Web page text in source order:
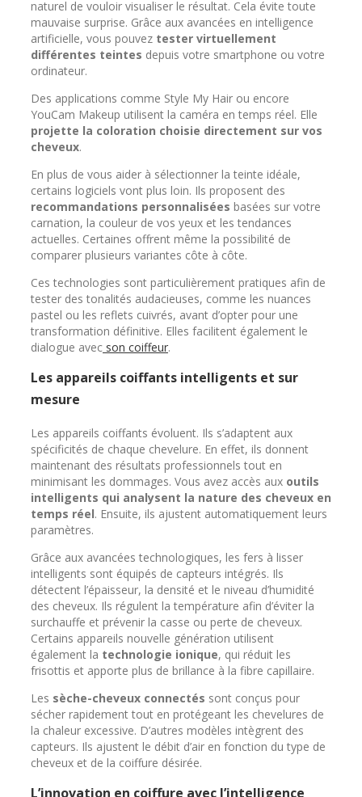
naturel de vouloir visualiser le résultat. Cela évite toute
mauvaise surprise. Grâce aux avancées en intelligence
artificielle, vous pouvez tester virtuellement
différentes teintes depuis votre smartphone ou votre
ordinateur.
Des applications comme Style My Hair ou encore
YouCam Makeup utilisent la caméra en temps réel. Elle
projette la coloration choisie directement sur vos
cheveux.
En plus de vous aider à sélectionner la teinte idéale,
certains logiciels vont plus loin. Ils proposent des
recommandations personnalisées basées sur votre
carnation, la couleur de vos yeux et les tendances
actuelles. Certaines offrent même la possibilité de
comparer plusieurs variantes côte à côte.
Ces technologies sont particulièrement pratiques afin de
tester des tonalités audacieuses, comme les nuances
pastel ou les reflets cuivrés, avant d’opter pour une
transformation définitive. Elles facilitent également le
dialogue avec son coiffeur.
Les appareils coiffants intelligents et sur
mesure
Les appareils coiffants évoluent. Ils s’adaptent aux
spécificités de chaque chevelure. En effet, ils donnent
maintenant des résultats professionnels tout en
minimisant les dommages. Vous avez accès aux outils
intelligents qui analysent la nature des cheveux en
temps réel. Ensuite, ils ajustent automatiquement leurs
paramètres.
Grâce aux avancées technologiques, les fers à lisser
intelligents sont équipés de capteurs intégrés. Ils
détectent l’épaisseur, la densité et le niveau d’humidité
des cheveux. Ils régulent la température afin d’éviter la
surchauffe et prévenir la casse ou perte de cheveux.
Certains appareils nouvelle génération utilisent
également la technologie ionique, qui réduit les
frisottis et apporte plus de brillance à la fibre capillaire.
Les sèche-cheveux connectés sont conçus pour
sécher rapidement tout en protégeant les chevelures de
la chaleur excessive. D’autres modèles intègrent des
capteurs. Ils ajustent le débit d’air en fonction du type de
cheveux et de la coiffure désirée.
L’innovation en coiffure avec l’intelligence